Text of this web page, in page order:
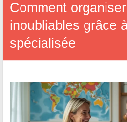
Comment
inoubliables grâce
spécialisée